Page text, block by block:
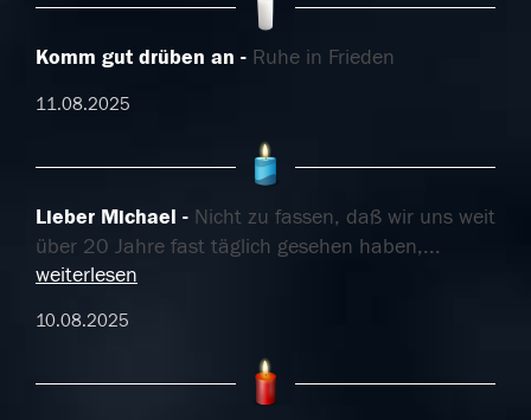
Komm gut drüben an Ruhe in Frieden
11.08.2025
Lieber Michael
Nicht zu fassen, daß wir uns weit
über 20 Jahre fast täglich gesehen haben,...
weiterlesen
10.08.2025